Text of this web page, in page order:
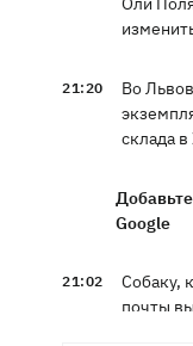
21:20
Во
склада
Google
21:02
Собаку,
почты